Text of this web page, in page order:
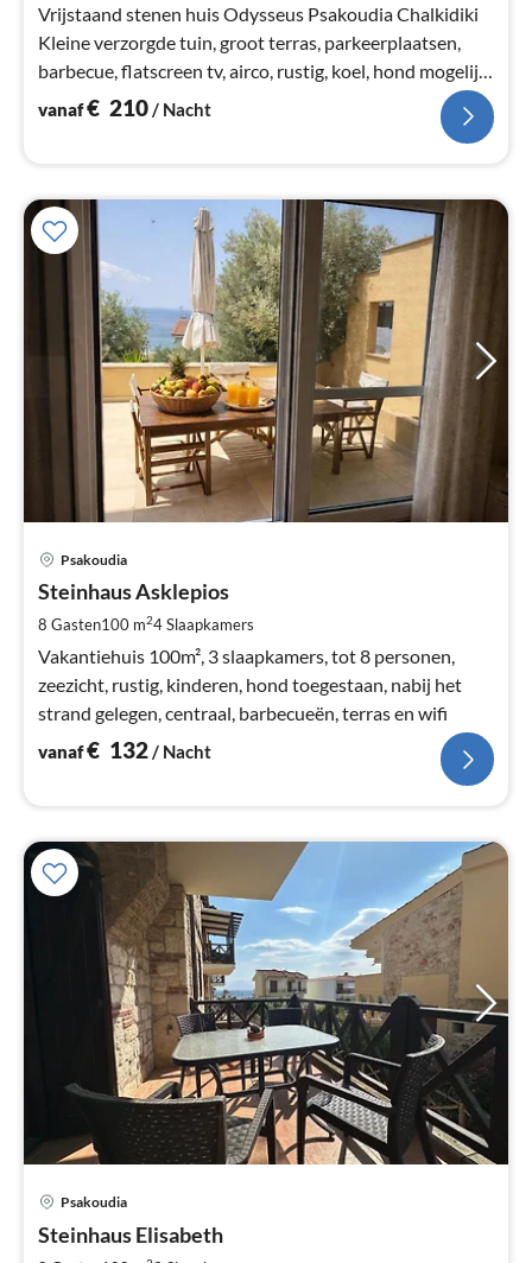
Vrijstaand stenen huis Odysseus Psakoudia Chalkidiki
Kleine verzorgde tuin, groot terras, parkeerplaatsen,
barbecue, flatscreen tv, airco, rustig, koel, hond mogelijk,
kinderen
vanaf€ 210/ Nacht
Psakoudia
Steinhaus Asklepios
8 Gasten100 m24Slaapkamers
Vakantiehuis 100m², 3 slaapkamers, tot 8 personen,
zeezicht, rustig, kinderen, hond toegestaan, nabij het
strand gelegen, centraal, barbecueën, terras en wifi
vanaf€ 132/ Nacht
Psakoudia
Steinhaus Elisabeth